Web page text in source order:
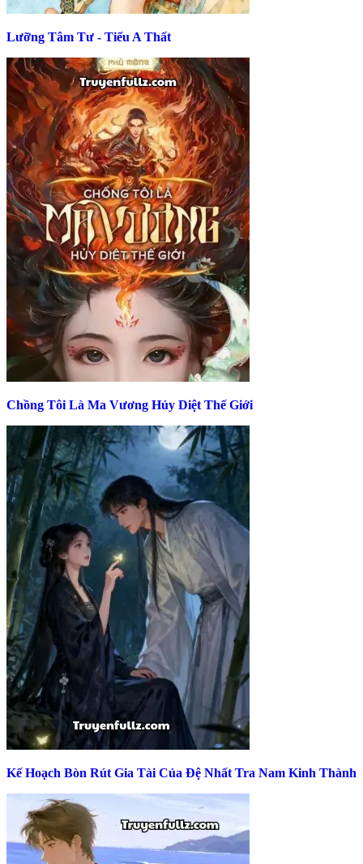
Lưỡng Tâm Tư - Tiểu A Thất
Chồng Tôi Là Ma Vương Hủy Diệt Thế Giới
Kế Hoạch Bòn Rút Gia Tài Của Đệ Nhất Tra Nam Kinh Thành